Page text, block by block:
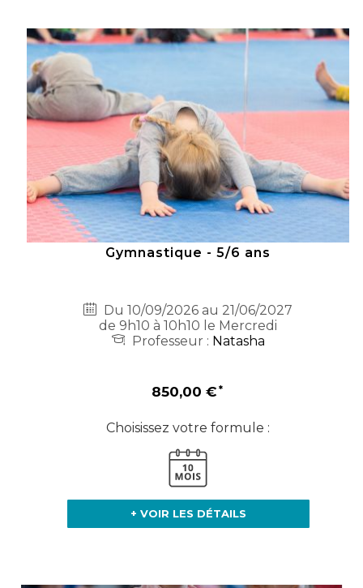
Gymnastique - 5/6 ans
Du 10/09/2026 au 21/06/2027
de 9h10 à 10h10 le Mercredi
Professeur : Natasha
850,00 €
Choisissez votre formule :
+ VOIR LES DÉTAILS